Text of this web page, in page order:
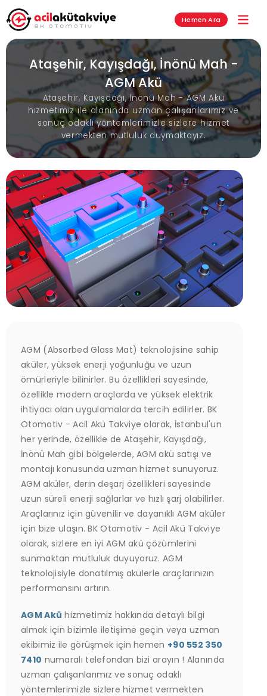
Hemen Ara
Ataşehir, Kayışdağı, İnönü Mah -
AGM Akü
Ataşehir, Kayışdağı, İnönü Mah - AGM Akü
hizmetimiz ile alanında uzman çalışanlarımız ve
sonuç odaklı yöntemlerimizle sizlere hizmet
vermekten mutluluk duymaktayız.
AGM (Absorbed Glass Mat) teknolojisine sahip
aküler, yüksek enerji yoğunluğu ve uzun
ömürleriyle bilinirler. Bu özellikleri sayesinde,
özellikle modern araçlarda ve yüksek elektrik
ihtiyacı olan uygulamalarda tercih edilirler. BK
Otomotiv - Acil Akü Takviye olarak, İstanbul'un
her yerinde, özellikle de Ataşehir, Kayışdağı,
İnönü Mah gibi bölgelerde, AGM akü satışı ve
montajı konusunda uzman hizmet sunuyoruz.
AGM aküler, derin deşarj özellikleri sayesinde
uzun süreli enerji sağlarlar ve hızlı şarj olabilirler.
Araçlarınız için güvenilir ve dayanıklı AGM aküler
için bize ulaşın. BK Otomotiv - Acil Akü Takviye
olarak, sizlere en iyi AGM akü çözümlerini
sunmaktan mutluluk duyuyoruz. AGM
teknolojisiyle donatılmış akülerle araçlarınızın
performansını artırın.
AGM Akü hizmetimiz hakkında detaylı bilgi
almak için bizimle iletişime geçin veya uzman
ekibimiz ile görüşmek için hemen +90 552 350
7410 numaralı telefondan bizi arayın ! Alanında
uzman çalışanlarımız ve sonuç odaklı
yöntemlerimizle sizlere hizmet vermekten